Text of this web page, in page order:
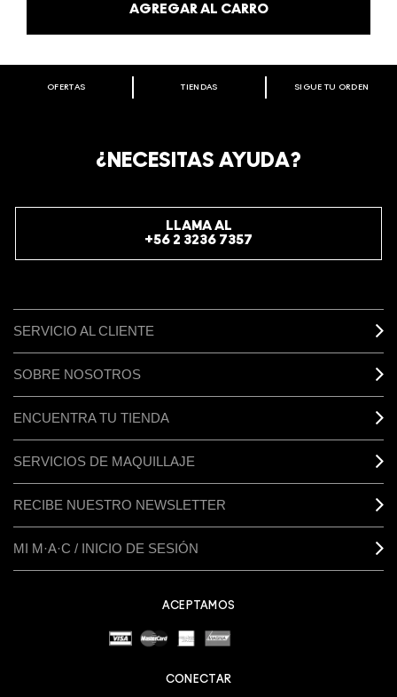
AGREGAR AL CARRO
BIENVENIDO A M·A·C COSMETICS
REGÍSTRATE AHORA PARA RECIBIR INFORMACIÓN
OFERTAS TIENDAS SIGUE TU ORDEN
¿NECESITAS AYUDA?
LLAMA AL
+56 2 3236 7357
SERVICIO AL CLIENTE
SOBRE NOSOTROS
ENCUENTRA TU TIENDA
SERVICIOS DE MAQUILLAJE
RECIBE NUESTRO NEWSLETTER
MI M·A·C / INICIO DE SESIÓN
ACEPTAMOS
CONECTAR